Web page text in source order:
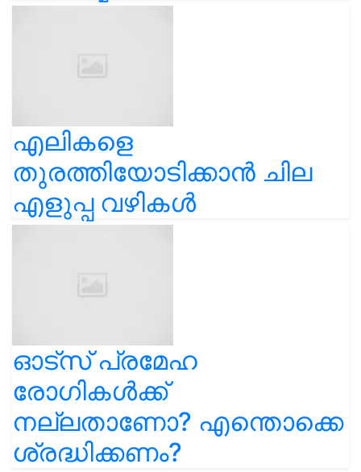
എലികളെ
തുരത്തിയോടിക്കാൻ ചില
എളുപ്പ വഴികൾ
ഓട്സ് പ്രമേഹ
രോഗികൾക്ക്
നല്ലതാണോ? എന്തൊക്കെ
ശ്രദ്ധിക്കണം?